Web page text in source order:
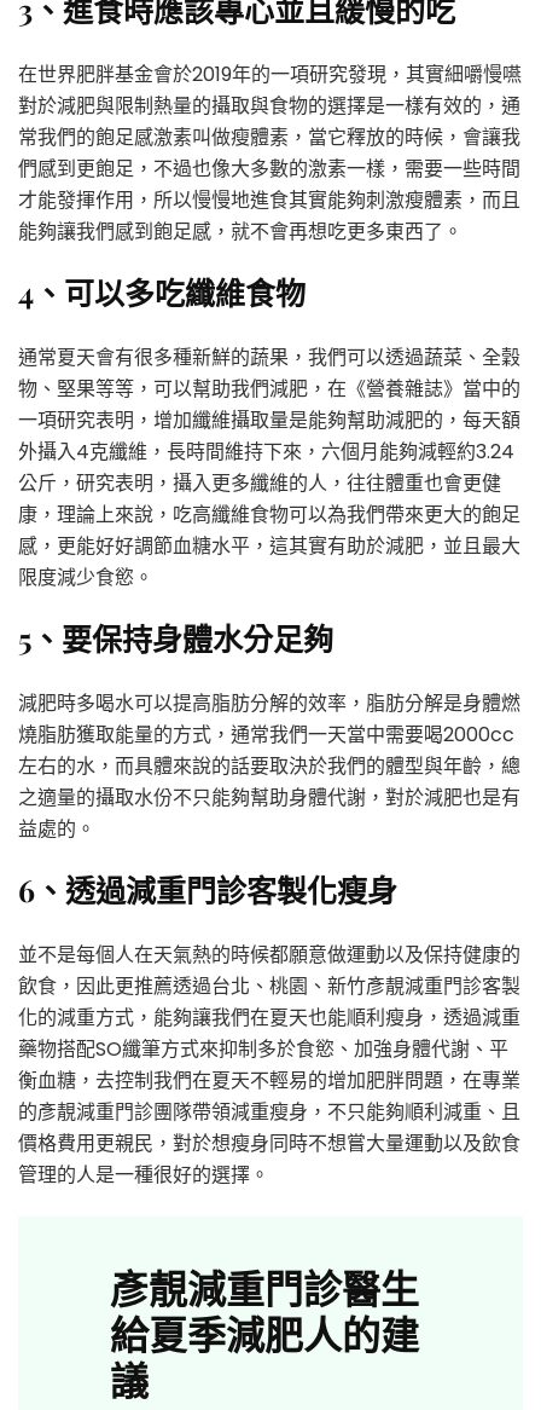
3、進食時應該專心並且緩慢的吃
在世界肥胖基金會於2019年的一項研究發現，其實細嚼慢嚥
對於減肥與限制熱量的攝取與食物的選擇是一樣有效的，通
常我們的飽足感激素叫做瘦體素，當它釋放的時候，會讓我
們感到更飽足，不過也像大多數的激素一樣，需要一些時間
才能發揮作用，所以慢慢地進食其實能夠刺激瘦體素，而且
能夠讓我們感到飽足感，就不會再想吃更多東西了。
4、可以多吃纖維食物
通常夏天會有很多種新鮮的蔬果，我們可以透過蔬菜、全穀
物、堅果等等，可以幫助我們減肥，在《營養雜誌》當中的
一項研究表明，增加纖維攝取量是能夠幫助減肥的，每天額
外攝入4克纖維，長時間維持下來，六個月能夠減輕約3.24
公斤，研究表明，攝入更多纖維的人，往往體重也會更健
康，理論上來說，吃高纖維食物可以為我們帶來更大的飽足
感，更能好好調節血糖水平，這其實有助於減肥，並且最大
限度減少食慾。
5、要保持身體水分足夠
減肥時多喝水可以提高脂肪分解的效率，脂肪分解是身體燃
燒脂肪獲取能量的方式，通常我們一天當中需要喝2000cc
左右的水，而具體來說的話要取決於我們的體型與年齡，總
之適量的攝取水份不只能夠幫助身體代謝，對於減肥也是有
益處的。
6、透過減重門診客製化瘦身
並不是每個人在天氣熱的時候都願意做運動以及保持健康的
飲食，因此更推薦透過台北、桃園、新竹彥靚減重門診客製
化的減重方式，能夠讓我們在夏天也能順利瘦身，透過減重
藥物搭配SO纖筆方式來抑制多於食慾、加強身體代謝、平
衡血糖，去控制我們在夏天不輕易的增加肥胖問題，在專業
的彥靚減重門診團隊帶領減重瘦身，不只能夠順利減重、且
價格費用更親民，對於想瘦身同時不想嘗大量運動以及飲食
管理的人是一種很好的選擇。
彥靚減重門診醫生
給夏季減肥人的建
議